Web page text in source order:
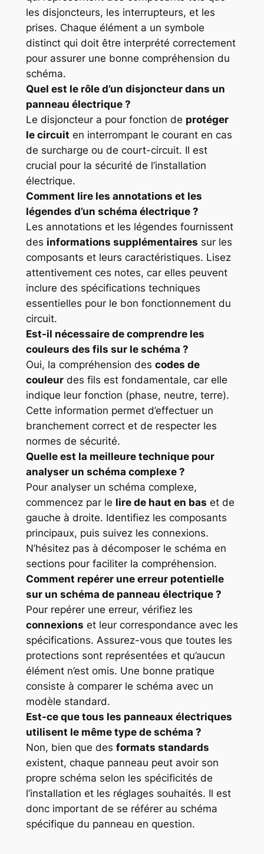
les disjoncteurs, les interrupteurs, et les
prises. Chaque élément a un symbole
distinct qui doit être interprété correctement
pour assurer une bonne compréhension du
schéma.
Quel est le rôle d’un disjoncteur dans un
panneau électrique ?
Le disjoncteur a pour fonction de protéger
le circuit en interrompant le courant en cas
de surcharge ou de court-circuit. Il est
crucial pour la sécurité de l’installation
électrique.
Comment lire les annotations et les
légendes d’un schéma électrique ?
Les annotations et les légendes fournissent
des informations supplémentaires sur les
composants et leurs caractéristiques. Lisez
attentivement ces notes, car elles peuvent
inclure des spécifications techniques
essentielles pour le bon fonctionnement du
circuit.
Est-il nécessaire de comprendre les
couleurs des fils sur le schéma ?
Oui, la compréhension des codes de
couleurdes fils est fondamentale, car elle
indique leur fonction (phase, neutre, terre).
Cette information permet d’effectuer un
branchement correct et de respecter les
normes de sécurité.
Quelle est la meilleure technique pour
analyser un schéma complexe ?
Pour analyser un schéma complexe,
commencez par le lire de haut en bas et de
gauche à droite. Identifiez les composants
principaux, puis suivez les connexions.
N’hésitez pas à décomposer le schéma en
sections pour faciliter la compréhension.
Comment repérer une erreur potentielle
sur un schéma de panneau électrique ?
Pour repérer une erreur, vérifiez les
connexions et leur correspondance avec les
spécifications. Assurez-vous que toutes les
protections sont représentées et qu’aucun
élément n’est omis. Une bonne pratique
consiste à comparer le schéma avec un
modèle standard.
Est-ce que tous les panneaux électriques
utilisent le même type de schéma ?
Non, bien que des formats standards
existent, chaque panneau peut avoir son
propre schéma selon les spécificités de
l’installation et les réglages souhaités. Il est
donc important de se référer au schéma
spécifique du panneau en question.